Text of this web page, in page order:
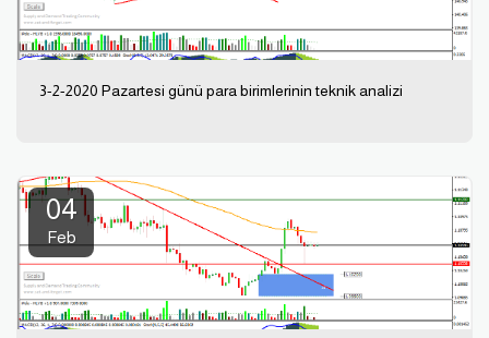
3-2-2020 Pazartesi günü para birimlerinin teknik analizi
04
Feb